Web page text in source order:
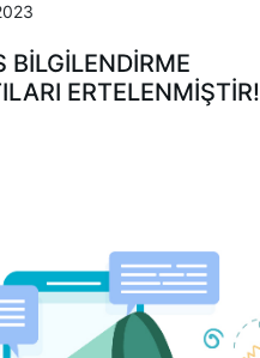
BILGILENDIRME
ERTELENMIŞTIR!